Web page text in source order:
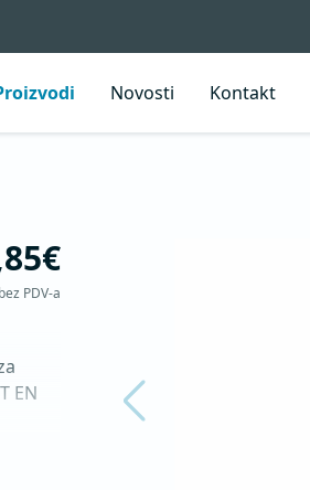
Novosti Kontakt
PDV-a
EN